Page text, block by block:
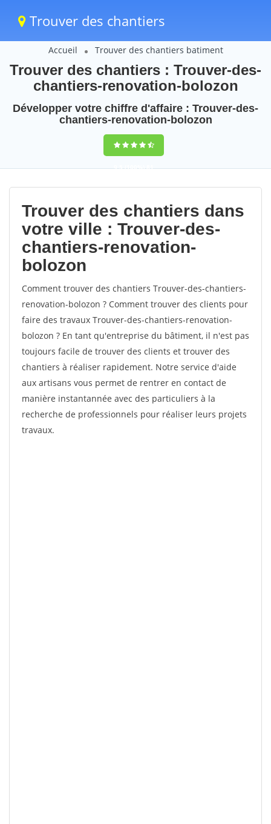
Trouver des chantiers
Accueil Trouver des chantiers batiment
Trouver des chantiers : Trouver-des-
chantiers-renovation-bolozon
Développer votre chiffre d'affaire : Trouver-des-
chantiers-renovation-bolozon
9,5(100%)81
votes
Trouver des chantiers dans
votre ville : Trouver-des-
chantiers-renovation-
bolozon
Comment trouver des chantiers Trouver-des-chantiers-
renovation-bolozon ? Comment trouver des clients pour
faire des travaux Trouver-des-chantiers-renovation-
bolozon ? En tant qu'entreprise du bâtiment, il n'est pas
toujours facile de trouver des clients et trouver des
chantiers à réaliser rapidement. Notre service d'aide
aux artisans vous permet de rentrer en contact de
manière instantannée avec des particuliers à la
recherche de professionnels pour réaliser leurs projets
travaux.